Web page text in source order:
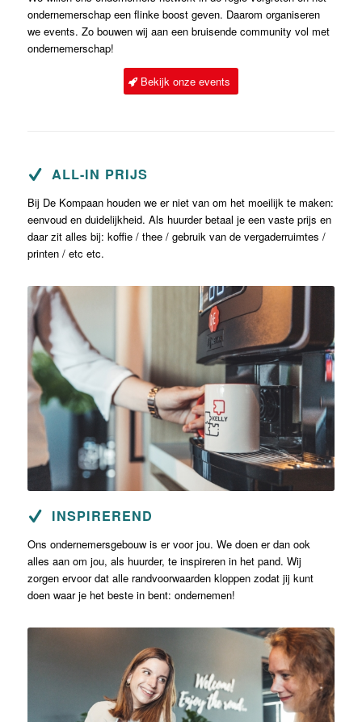
ondernemerschap een flinke boost geven. Daarom organiseren
we events. Zo bouwen wij aan een bruisende community vol met
ondernemerschap!
Bekijk onze events
ALL-IN PRIJS
Bij De Kompaan houden we er niet van om het moeilijk te maken:
eenvoud en duidelijkheid. Als huurder betaal je een vaste prijs en
daar zit alles bij: koffie / thee / gebruik van de vergaderruimtes /
printen / etc etc.
INSPIREREND
Ons ondernemersgebouw is er voor jou. We doen er dan ook
alles aan om jou, als huurder, te inspireren in het pand. Wij
zorgen ervoor dat alle randvoorwaarden kloppen zodat jij kunt
doen waar je het beste in bent: ondernemen!